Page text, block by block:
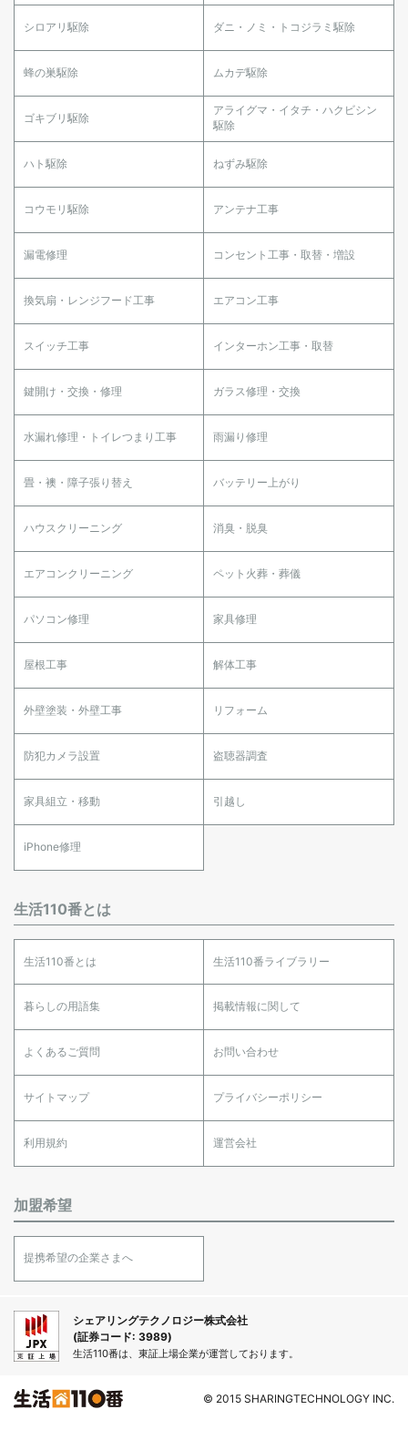
シロアリ駆除 ダニ・ノミ・トコジラミ駆除
蜂の巣駆除 ムカデ駆除
ゴキブリ駆除
アライグマ・イタチ・ハクビシン
駆除
ハト駆除 ねずみ駆除
コウモリ駆除 アンテナ工事
漏電修理 コンセント工事・取替・増設
換気扇・レンジフード工事 エアコン工事
スイッチ工事 インターホン工事・取替
鍵開け・交換・修理 ガラス修理・交換
水漏れ修理・トイレつまり工事 雨漏り修理
畳・襖・障子張り替え バッテリー上がり
ハウスクリーニング 消臭・脱臭
エアコンクリーニング ペット火葬・葬儀
パソコン修理 家具修理
屋根工事 解体工事
外壁塗装・外壁工事 リフォーム
防犯カメラ設置 盗聴器調査
家具組立・移動 引越し
iPhone修理
生活110番とは
生活110番とは 生活110番ライブラリー
暮らしの用語集 掲載情報に関して
よくあるご質問 お問い合わせ
サイトマップ プライバシーポリシー
利用規約 運営会社
加盟希望
提携希望の企業さまへ
シェアリングテクノロジー株式会社
(証券コード: 3989)
生活110番は、東証上場企業が運営しております。
© 2015 SHARINGTECHNOLOGY INC.